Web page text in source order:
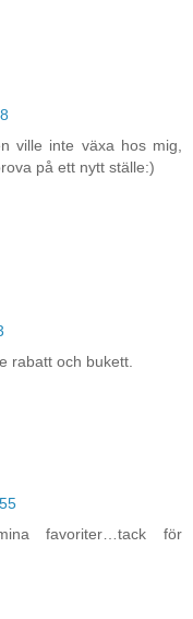
ville inte växa hos mig,
på ett nytt ställe:)
rabatt och bukett.
favoriter…tack för